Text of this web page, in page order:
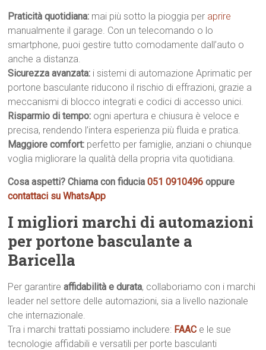
Praticità quotidiana: mai più sotto la pioggia per aprire
manualmente il garage. Con un telecomando o lo
smartphone, puoi gestire tutto comodamente dall’auto o
anche a distanza.
Sicurezza avanzata: i sistemi di automazione Aprimatic per
portone basculante riducono il rischio di effrazioni, grazie a
meccanismi di blocco integrati e codici di accesso unici.
Risparmio di tempo: ogni apertura e chiusura è veloce e
precisa, rendendo l’intera esperienza più fluida e pratica.
Maggiore comfort: perfetto per famiglie, anziani o chiunque
voglia migliorare la qualità della propria vita quotidiana.
Cosa aspetti? Chiama con fiducia051 0910496 oppure
contattaci su WhatsApp
I migliori marchi di automazioni
per portone basculante a
Baricella
Per garantireaffidabilità e durata, collaboriamo con i marchi
leader nel settore delle automazioni, sia a livello nazionale
che internazionale.
Tra i marchi trattati possiamo includere: FAAC e le sue
tecnologie affidabili e versatili per porte basculanti